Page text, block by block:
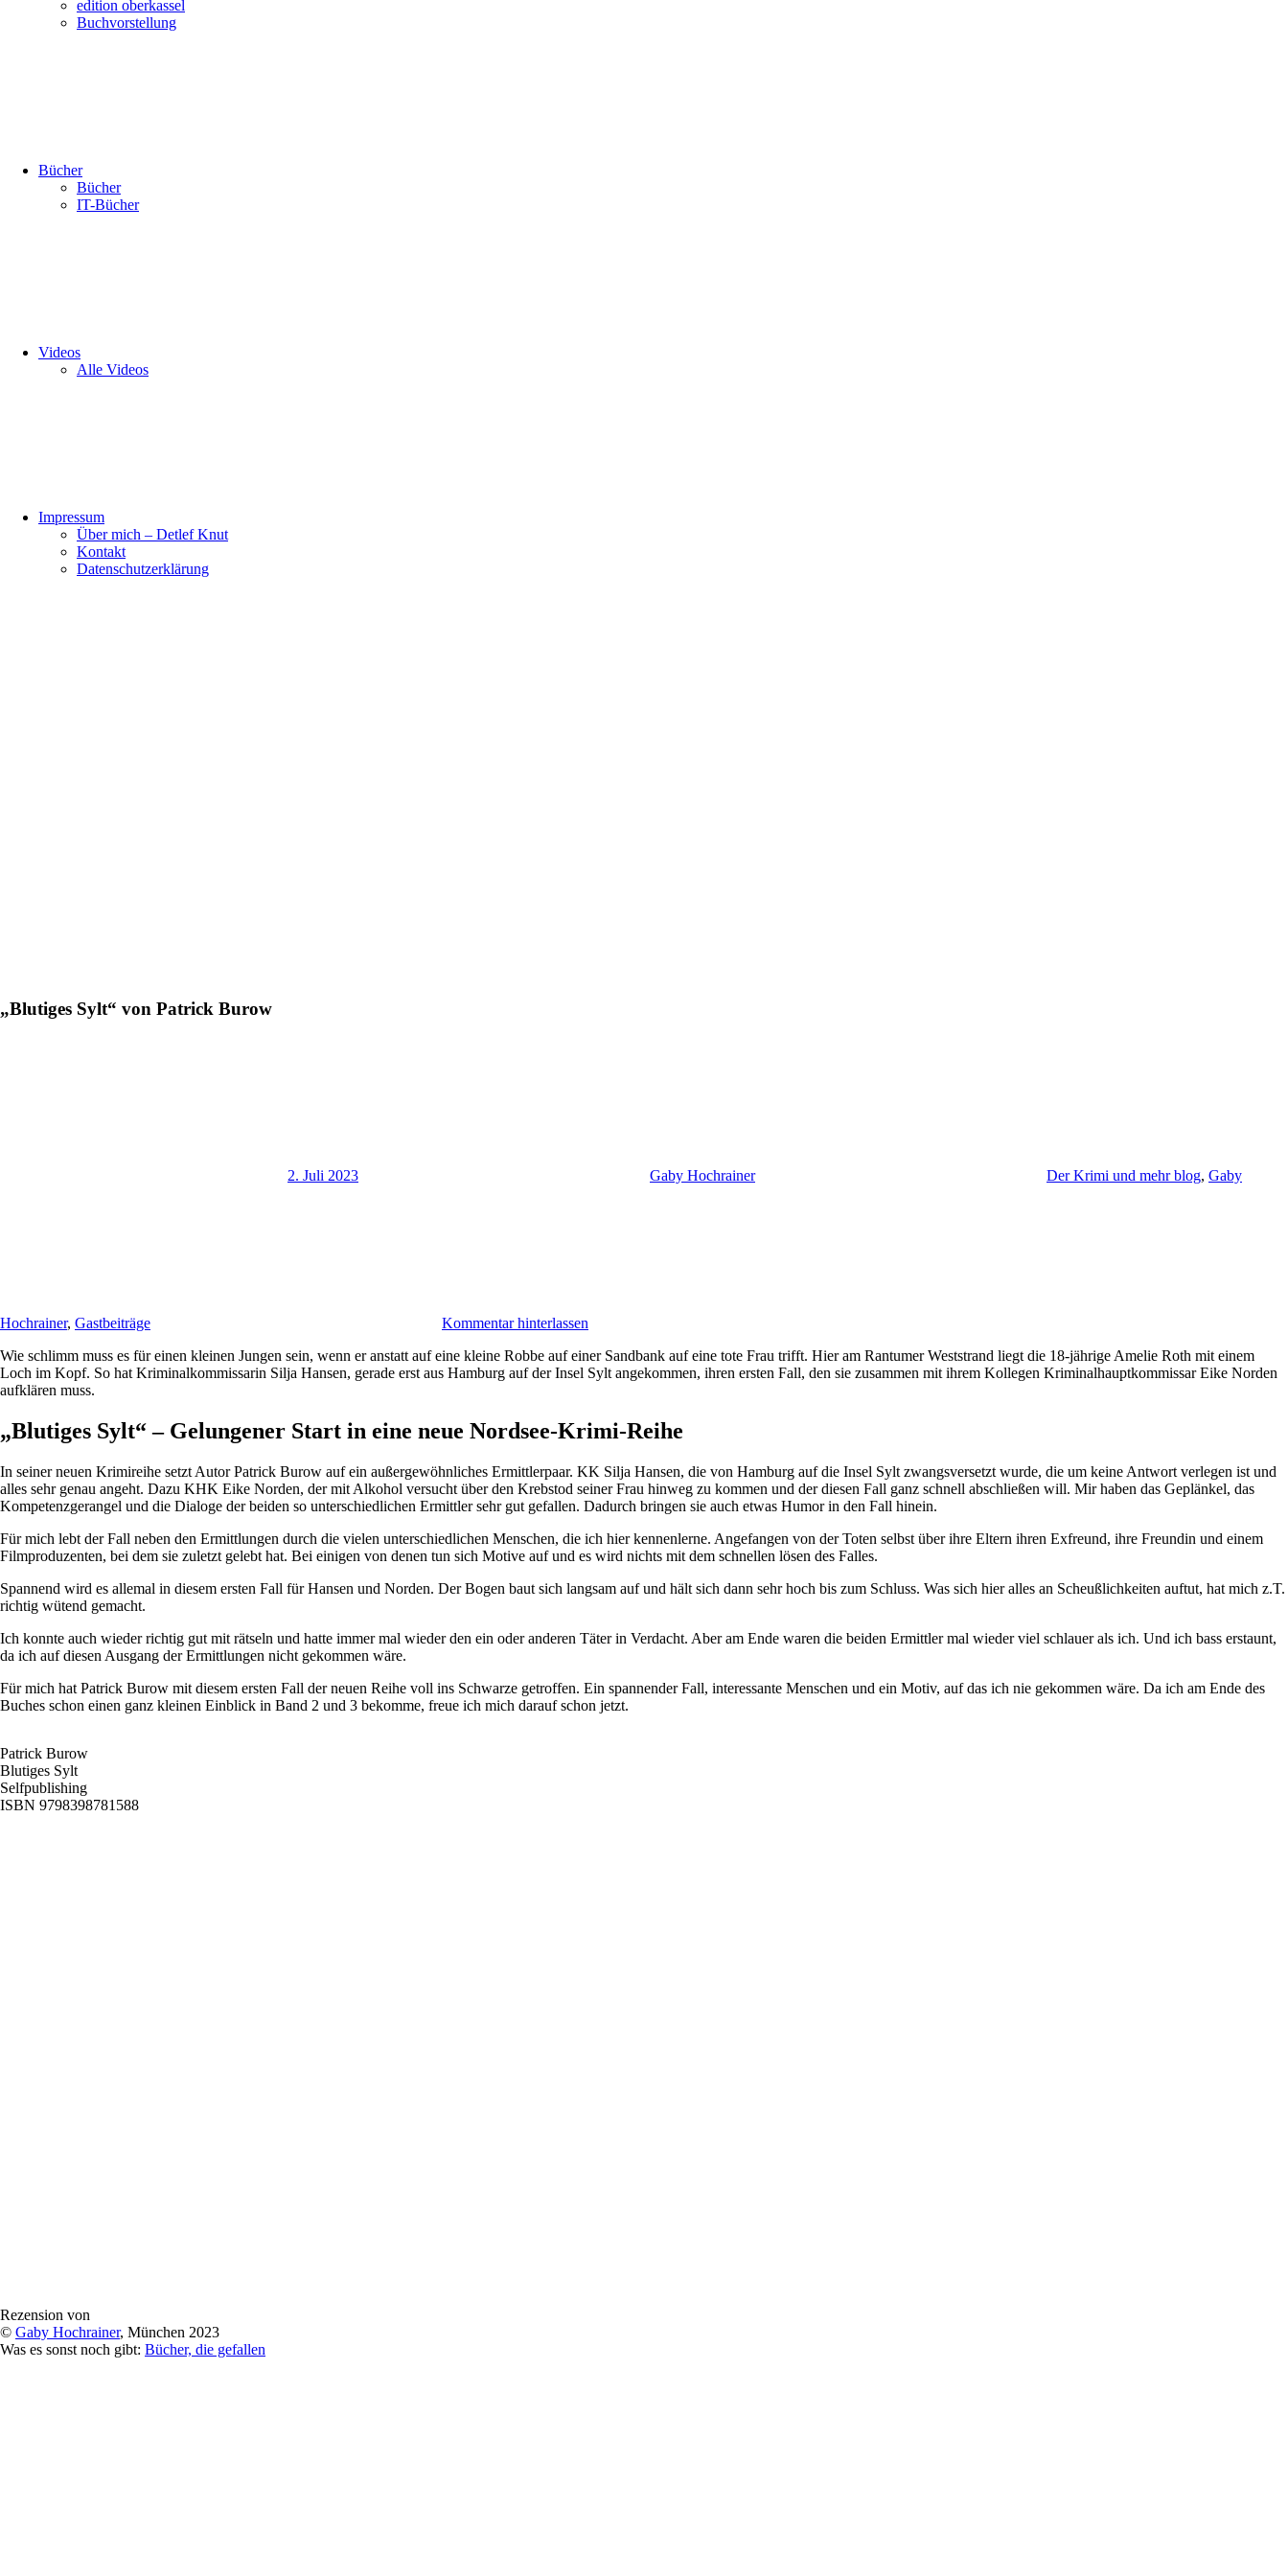
edition oberkassel
Buchvorstellung
Bücher
Bücher
IT-Bücher
Videos
Alle Videos
Impressum
Über mich – Detlef Knut
Kontakt
Datenschutzerklärung
„Blutiges Sylt“ von Patrick Burow
2. Juli 2023 Gaby Hochrainer Der Krimi und mehr blog, Gaby
Hochrainer, Gastbeiträge
Kommentar hinterlassen
Wie schlimm muss es für einen kleinen Jungen sein, wenn er anstatt auf eine kleine Robbe auf einer Sandbank auf eine tote Frau trifft. Hier am Rantumer Weststrand liegt die 18-jährige Amelie Roth mit einem
Loch im Kopf. So hat Kriminalkommissarin Silja Hansen, gerade erst aus Hamburg auf der Insel Sylt angekommen, ihren ersten Fall, den sie zusammen mit ihrem Kollegen Kriminalhauptkommissar Eike Norden
aufklären muss.
„Blutiges Sylt“ – Gelungener Start in eine neue Nordsee-Krimi-Reihe
In seiner neuen Krimireihe setzt Autor Patrick Burow auf ein außergewöhnliches Ermittlerpaar. KK Silja Hansen, die von Hamburg auf die Insel Sylt zwangsversetzt wurde, die um keine Antwort verlegen ist und
alles sehr genau angeht. Dazu KHK Eike Norden, der mit Alkohol versucht über den Krebstod seiner Frau hinweg zu kommen und der diesen Fall ganz schnell abschließen will. Mir haben das Geplänkel, das
Kompetenzgerangel und die Dialoge der beiden so unterschiedlichen Ermittler sehr gut gefallen. Dadurch bringen sie auch etwas Humor in den Fall hinein.
Für mich lebt der Fall neben den Ermittlungen durch die vielen unterschiedlichen Menschen, die ich hier kennenlerne. Angefangen von der Toten selbst über ihre Eltern ihren Exfreund, ihre Freundin und einem
Filmproduzenten, bei dem sie zuletzt gelebt hat. Bei einigen von denen tun sich Motive auf und es wird nichts mit dem schnellen lösen des Falles.
Spannend wird es allemal in diesem ersten Fall für Hansen und Norden. Der Bogen baut sich langsam auf und hält sich dann sehr hoch bis zum Schluss. Was sich hier alles an Scheußlichkeiten auftut, hat mich z.T.
richtig wütend gemacht.
Ich konnte auch wieder richtig gut mit rätseln und hatte immer mal wieder den ein oder anderen Täter in Verdacht. Aber am Ende waren die beiden Ermittler mal wieder viel schlauer als ich. Und ich bass erstaunt,
da ich auf diesen Ausgang der Ermittlungen nicht gekommen wäre.
Für mich hat Patrick Burow mit diesem ersten Fall der neuen Reihe voll ins Schwarze getroffen. Ein spannender Fall, interessante Menschen und ein Motiv, auf das ich nie gekommen wäre. Da ich am Ende des
Buches schon einen ganz kleinen Einblick in Band 2 und 3 bekomme, freue ich mich darauf schon jetzt.
Patrick Burow
Blutiges Sylt
Selfpublishing
ISBN 9798398781588
Rezension von
© Gaby Hochrainer, München 2023
Was es sonst noch gibt: Bücher, die gefallen